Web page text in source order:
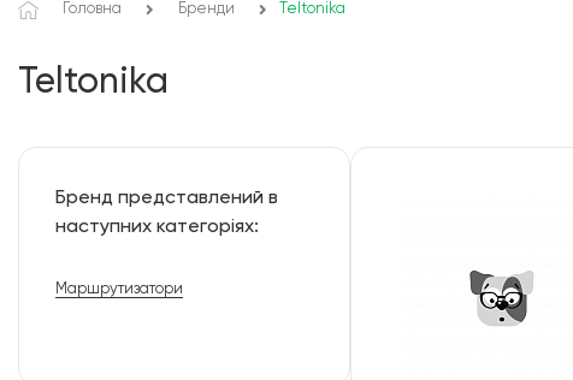
Головна Бренди Teltonika
Teltonika
Бренд представлений в
наступних категоріях:
Маршрутизатори